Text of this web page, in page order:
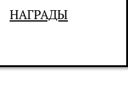
НАГРАДЫ